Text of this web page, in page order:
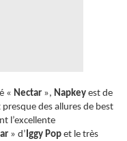
« Nectar », Napkey est de
des allures de best
l’excellente
» d’Iggy Pop et le très